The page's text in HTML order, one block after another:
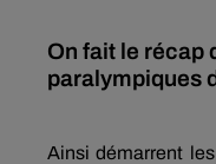
On fait le récap
paralympiques
Ainsi démarrent